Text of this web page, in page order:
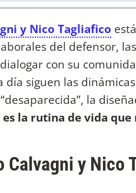
y Nico Tagliafico
del defensor,
con su
siguen las
la
la rutina de vida que
Calvagni y Nico